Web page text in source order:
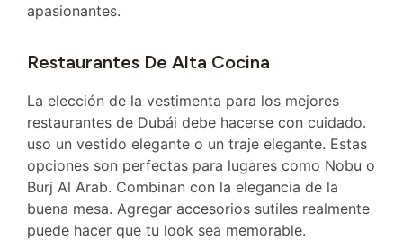
apasionantes.
Restaurantes De Alta Cocina
La elección de la vestimenta para los mejores
restaurantes de Dubái debe hacerse con cuidado.
uso un vestido elegante o un traje elegante. Estas
opciones son perfectas para lugares como Nobu o
Burj Al Arab. Combinan con la elegancia de la
buena mesa. Agregar accesorios sutiles realmente
puede hacer que tu look sea memorable.